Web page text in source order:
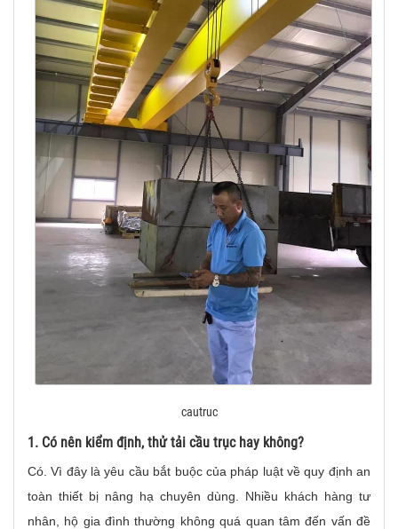
cautruc
1. Có nên kiểm định, thử tải cầu trục hay không?
Có. Vì đây là yêu cầu bắt buộc của pháp luật về quy định an
toàn thiết bị nâng hạ chuyên dùng. Nhiều khách hàng tư
nhân, hộ gia đình thường không quá quan tâm đến vấn đề